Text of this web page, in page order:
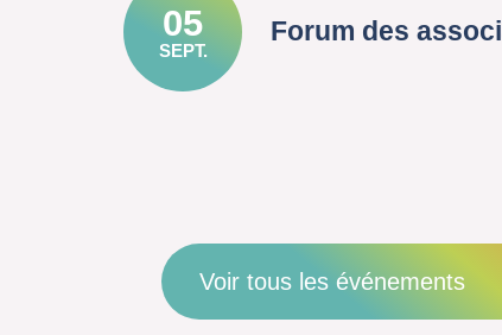
05
SEPT.
Forum des
Voir tous les événements